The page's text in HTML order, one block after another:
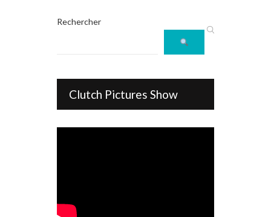
Rechercher
Clutch Pictures Show